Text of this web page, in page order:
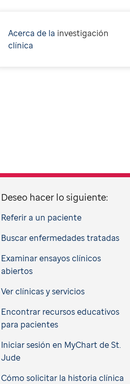
Acerca de la investigación
clínica
Deseo hacer lo siguiente:
Referir a un paciente
Buscar enfermedades tratadas
Examinar ensayos clínicos
abiertos
Ver clínicas y servicios
Encontrar recursos educativos
para pacientes
Iniciar sesión en MyChart de St.
Jude
Cómo solicitar la historia clínica